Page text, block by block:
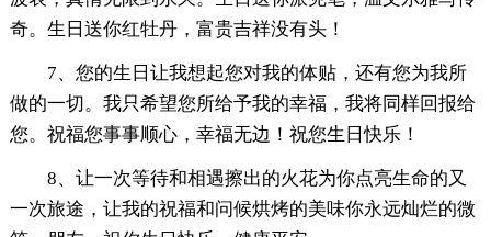
奇。生日送你红牡丹，富贵吉祥没有头！
7、您的生日让我想起您对我的体贴，还有您为我所
做的一切。我只希望您所给予我的幸福，我将同样回报给
您。祝福您事事顺心，幸福无边！祝您生日快乐！
8、让一次等待和相遇擦出的火花为你点亮生命的又
一次旅途，让我的祝福和问候烘烤的美味你永远灿烂的微